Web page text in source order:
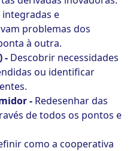
e
problemas dos
à outra.
- Descobrir necessidades
ou identificar
- Redesenhar das
de todos os pontos e
como a cooperativa